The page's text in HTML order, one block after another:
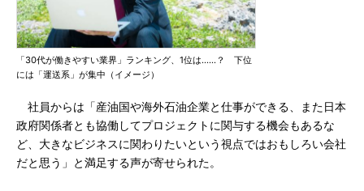
「30代が働きやすい業界」ランキング、1位は……？ 下位
には「運送系」が集中（イメージ）
社員からは「産油国や海外石油企業と仕事ができる、また日本
政府関係者とも協働してプロジェクトに関与する機会もあるな
ど、大きなビジネスに関わりたいという視点ではおもしろい会社
だと思う」と満足する声が寄せられた。